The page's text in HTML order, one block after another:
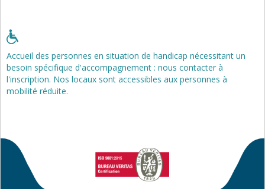
Accueil des personnes en situation de handicap nécessitant un
besoin spécifique d'accompagnement : nous contacter à
l'inscription. Nos locaux sont accessibles aux personnes à
mobilité réduite.